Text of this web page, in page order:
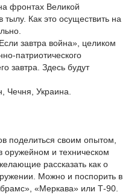
фронтах Великой
Как это осуществить на
завтра война», целиком
патриотического
завтра. Здесь будут
Чечня, Украина.
поделиться своим опытом,
и техническом
рассказать как о
Можно и поспорить в
«Меркава» или Т-90.